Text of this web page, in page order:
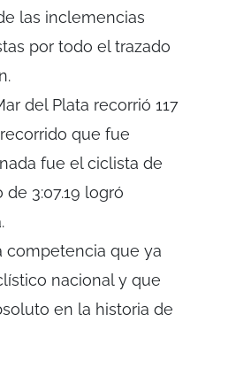
las inclemencias
por todo el trazado
del Plata recorrió 117
que fue
fue el ciclista de
3:07.19 logró
competencia que ya
nacional y que
en la historia de